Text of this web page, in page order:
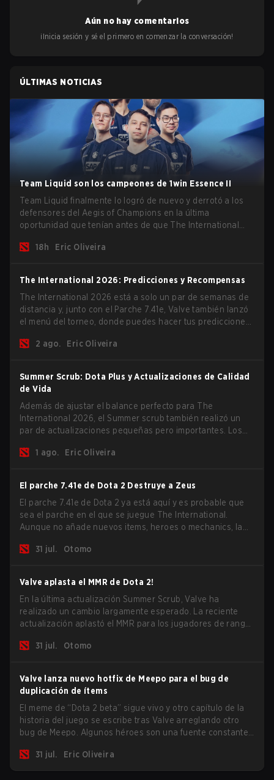
Aún no hay comentarios
¡Inicia sesión y sé el primero en comenzar la conversación!
ÚLTIMAS NOTICIAS
Team Liquid son los campeones de 1win Essence II
Team Liquid finalmente lo logró de nuevo y derrotó a los
defensores del Aegis of Champions en la última
oportunidad que tenían antes de que The International
oportunidad de gloria eterna.
18h Eric Oliveira
The International 2026: Predicciones y Recompensas
The International 2026 está a solo un par de semanas de
distancia y, junto con el Parche 7.41e, Valve también lanzó
el menú del torneo, donde puedes hacer tus predicciones
este año.
2 ago. Eric Oliveira
Summer Scrub: Dota Plus y Actualizaciones de Calidad
de Vida
Además de ajustar el balance perfecto para The
International 2026, el Summer scrub también realizó un
par de actualizaciones pequeñas pero importantes. Los
de desglose post-partida y ahora todos los jugadores
1 ago. Eric Oliveira
El parche 7.41e de Dota 2 Destruye a Zeus
El parche 7.41e de Dota 2 ya está aquí y es probable que
sea el parche en el que se juegue The International.
Aunque no añade nuevos items, heroes o mechanics, la
los mayores problemas del juego.
31 jul. Otomo
Valve aplasta el MMR de Dota 2!
En la última actualización Summer Scrub, Valve ha
realizado un cambio largamente esperado. La reciente
actualización aplastó el MMR para los jugadores de rango
31 jul.
Otomo
Valve lanza nuevo hotfix de Meepo para el bug de
duplicación de ítems
El meme de “Dota 2 beta” sigue vivo y otro capítulo de la
historia del juego se escribe tras Valve arreglando otro
bug de Meepo. Algunos héroes son una fuente constante
son los más afectados por estos problemas.
31 jul. Eric Oliveira